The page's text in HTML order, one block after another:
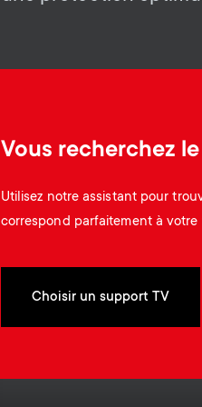
Vous recherchez
Utilisez notre assistant pour
correspond parfaitement à votre
Choisir un support TV